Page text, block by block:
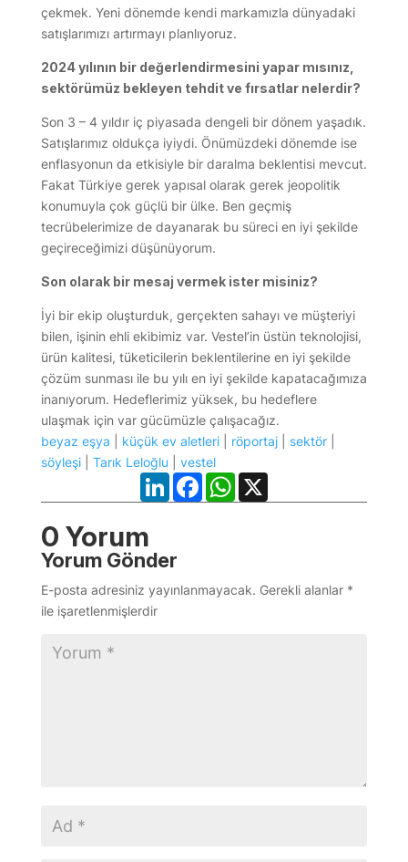
çekmek. Yeni dönemde kendi markamızla dünyadaki
satışlarımızı artırmayı planlıyoruz.
2024 yılının bir değerlendirmesini yapar mısınız,
sektörümüz bekleyen tehdit ve fırsatlar nelerdir?
Son 3 – 4 yıldır iç piyasada dengeli bir dönem yaşadık.
Satışlarımız oldukça iyiydi. Önümüzdeki dönemde ise
enflasyonun da etkisiyle bir daralma beklentisi mevcut.
Fakat Türkiye gerek yapısal olarak gerek jeopolitik
konumuyla çok güçlü bir ülke. Ben geçmiş
tecrübelerimize de dayanarak bu süreci en iyi şekilde
geçireceğimizi düşünüyorum.
Son olarak bir mesaj vermek ister misiniz?
İyi bir ekip oluşturduk, gerçekten sahayı ve müşteriyi
bilen, işinin ehli ekibimiz var. Vestel’in üstün teknolojisi,
ürün kalitesi, tüketicilerin beklentilerine en iyi şekilde
çözüm sunması ile bu yılı en iyi şekilde kapatacağımıza
inanıyorum. Hedeflerimiz yüksek, bu hedeflere
ulaşmak için var gücümüzle çalışacağız.
beyaz eşya
küçük ev aletleri| röportaj| sektör|
söyleşi| Tarık Leloğlu
vestel
LinkedInFacebookWhatsApp
X
0 Yorum
Yorum Gönder
E-posta adresiniz yayınlanmayacak. Gerekli alanlar *
ile işaretlenmişlerdir